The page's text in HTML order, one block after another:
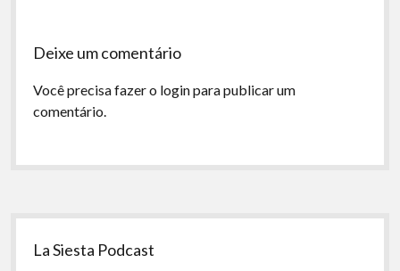
Deixe um comentário
Você precisa fazer o loginpara publicar um
comentário.
Sidebar
La Siesta Podcast